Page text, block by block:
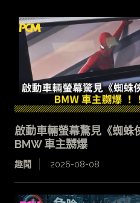
啟動車輛螢幕驚見《蜘蛛
BMW 車主嬲爆
趣聞 2026-08-08